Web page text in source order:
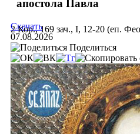
апостола Павла
2 Кор., 169 зач., I, 12-20 (еп.
Скачать
07.08.2026
Поделиться